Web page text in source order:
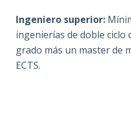
Ingeniero superior:
ingenierías de doble ciclo
grado más un master de
ECTS.